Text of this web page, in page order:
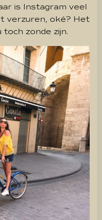
is Instagram veel
verzuren, oké? Het
toch zonde zijn.